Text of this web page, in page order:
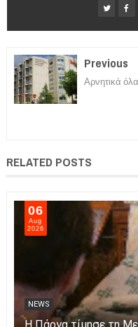
Previous
Αρνητικά
RELATED POSTS
06
Aug
2026
NEWS
Η Πάργα τίμησε τη